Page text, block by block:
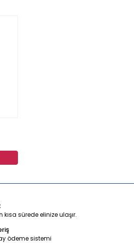
kısa sürede elinize ulaşır.
ödeme sistemi